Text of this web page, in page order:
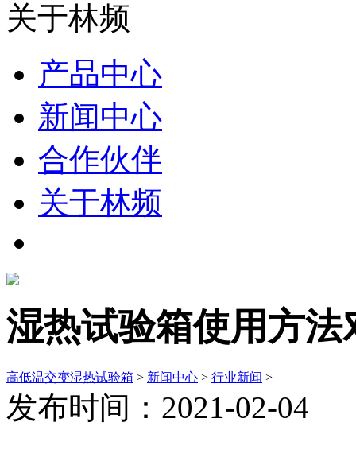
关于林频
产品中心
新闻中心
合作伙伴
关于林频
湿热试验箱使用方
高低温交变湿热试验箱 > 新闻中心 > 行业新闻 >
发布时间：2021-02-04